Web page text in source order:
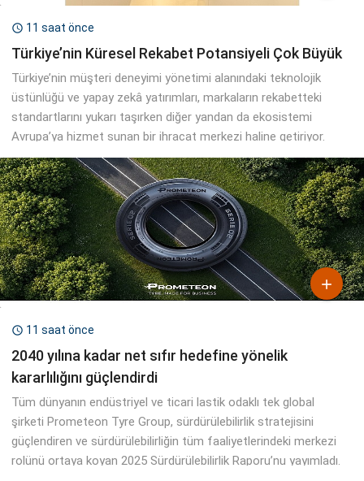
 11 saat önce
Türkiye’nin Küresel Rekabet Potansiyeli Çok Büyük
Türkiye’nin müşteri deneyimi yönetimi alanındaki teknolojik
üstünlüğü ve yapay zekâ yatırımları, markaların rekabetteki
standartlarını yukarı taşırken diğer yandan da ekosistemi
Avrupa’ya hizmet sunan bir ihracat merkezi haline getiriyor.

 11 saat önce
2040 yılına kadar net sıfır hedefine yönelik
kararlılığını güçlendirdi
Tüm dünyanın endüstriyel ve ticari lastik odaklı tek global
şirketi Prometeon Tyre Group, sürdürülebilirlik stratejisini
güçlendiren ve sürdürülebilirliğin tüm faaliyetlerindeki merkezi
rolünü ortaya koyan 2025 Sürdürülebilirlik Raporu’nu yayımladı.